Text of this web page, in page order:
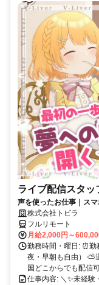
ライブ配信スタッ
声を使ったお仕事｜ス
～OK♪
株式会社トビラ
フルリモート
月給2,000円～
勤務時間・曜日: ⏰
夜・早朝も自由） ⛅
国どこからでも配信
仕事内容: ＼✨未経験